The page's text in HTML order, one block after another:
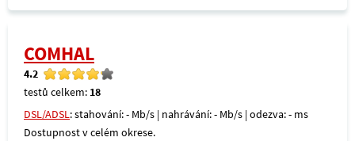
COMHAL
4.2
testů celkem: 18
DSL/ADSL: stahování: - Mb/s | nahrávání: - Mb/s | odezva: - ms
Dostupnost v celém okrese.